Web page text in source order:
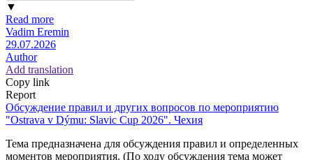
▼
Read more
Vadim Eremin
29.07.2026
Author
Add translation
Copy link
Report
Обсуждение правил и других вопросов по мероприятию
"Ostrava v Dýmu: Slavic Cup 2026". Чехия
Тема предназначена для обсуждения правил и определенных
моментов мероприятия. (По ходу обсуждения тема может